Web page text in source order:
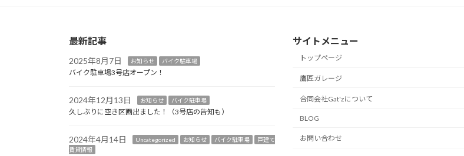
最新記事
2025年8月7日 お知らせ バイク駐車場
バイク駐車場3号店オープン！
2024年12月13日 お知らせ バイク駐車場
久しぶりに空き区画出ました！（3号店の告知も）
2024年4月14日 Uncategorized お知らせ バイク駐車場
戸建て
賃貸情報
サイトメニュー
トップページ
鷹匠ガレージ
合同会社Gat'zについて
BLOG
お問い合わせ